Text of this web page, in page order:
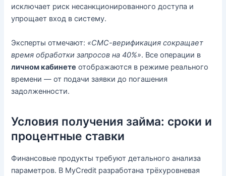
исключает риск несанкционированного доступа и
упрощает вход в систему.
Эксперты отмечают: «СМС-верификация сокращает
время обработки запросов на 40%». Все операции в
личном кабинете отображаются в режиме реального
времени — от подачи заявки до погашения
задолженности.
Условия получения займа: сроки и
процентные ставки
Финансовые продукты требуют детального анализа
параметров. В MyCredit разработана трёхуровневая